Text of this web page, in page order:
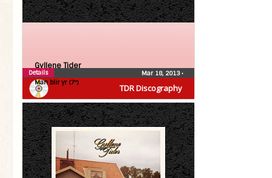
TDR Discography
Gyllene Tider
Man blir yr (7″)
Mar 18, 2013•
Details